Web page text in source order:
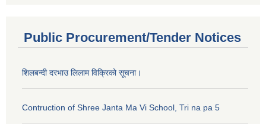
Public Procurement/Tender Notices
शिलबन्दी दरभाउ लिलाम विक्रिको सूचना।
Contruction of Shree Janta Ma Vi School, Tri na pa 5